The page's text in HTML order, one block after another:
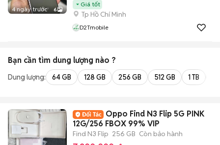
4 ngày trước 6
Giá tốt
Tp Hồ Chí Minh
D2Tmobile
Bạn cần tìm dung lượng nào ?
Dung lượng: 64 GB 128 GB 256 GB 512 GB 1 TB
Oppo Find N3 Flip 5G PINK
12G/256 FBOX 99% VIP
Find N3 Flip 256 GB Còn bảo hành